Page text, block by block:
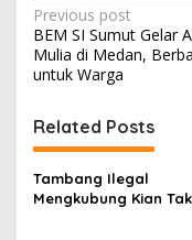
P
o
s
t
n
a
v
Previous post
BEM SI Sumut Gelar
Mulia di Medan,
untuk Warga
Related Posts
Tambang Ilegal
Mengkubung Kian Tak